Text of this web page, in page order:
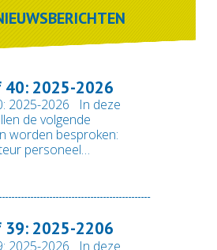
40: 2025-2026
2025-2026 In deze
de volgende
worden besproken:
personeel…
39: 2025-2206
2025-2026 In deze